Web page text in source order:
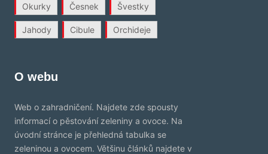
Okurky Česnek Švestky
Jahody Cibule Orchideje
O webu
Web o zahradničení. Najdete zde spousty
informací o pěstování zeleniny a ovoce. Na
úvodní stránce je přehledná tabulka se
zeleninou a ovocem. Většinu článků najdete v